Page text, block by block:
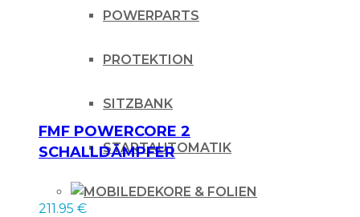
POWERPARTS
PROTEKTION
SITZBANK
STARTAUTOMATIK
DEKORE & FOLIEN
FMF POWERCORE 2
SCHALLDÄMPFER
07
211.95 €